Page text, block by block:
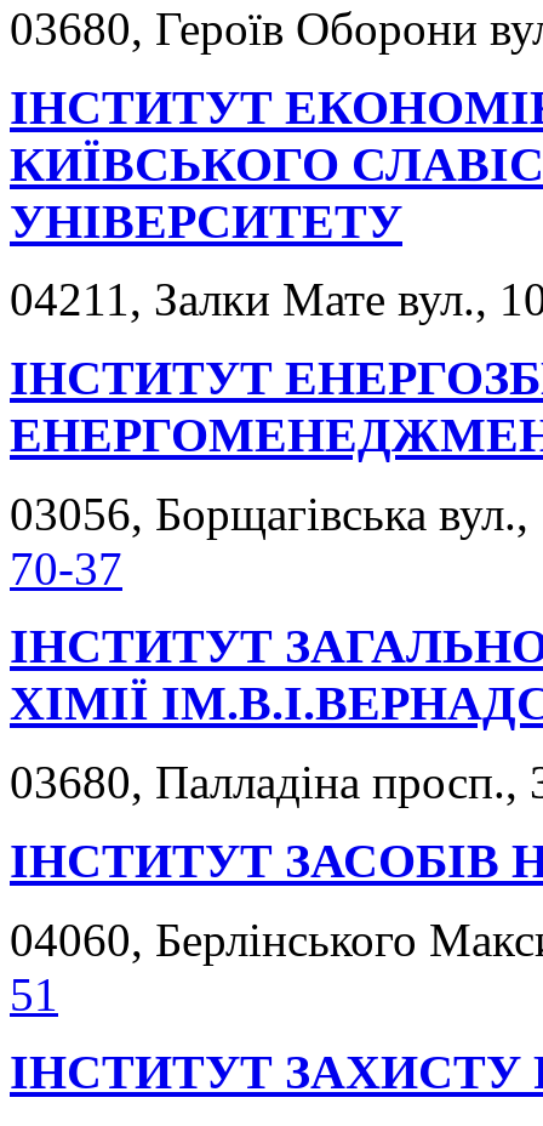
03680, Героїв Оборони
ІНСТИТУТ
КИЇВСЬКОГО
УНІВЕРСИТЕТУ
04211, Залки Мате вул.,
ІНСТИТУТ
03056, Борщагівська
70-37
ІНСТИТУТ
ХІМІЇ
03680, Палладіна просп.,
ІНСТИТУТ ЗАСОБІВ
04060, Берлінського
51
ІНСТИТУТ